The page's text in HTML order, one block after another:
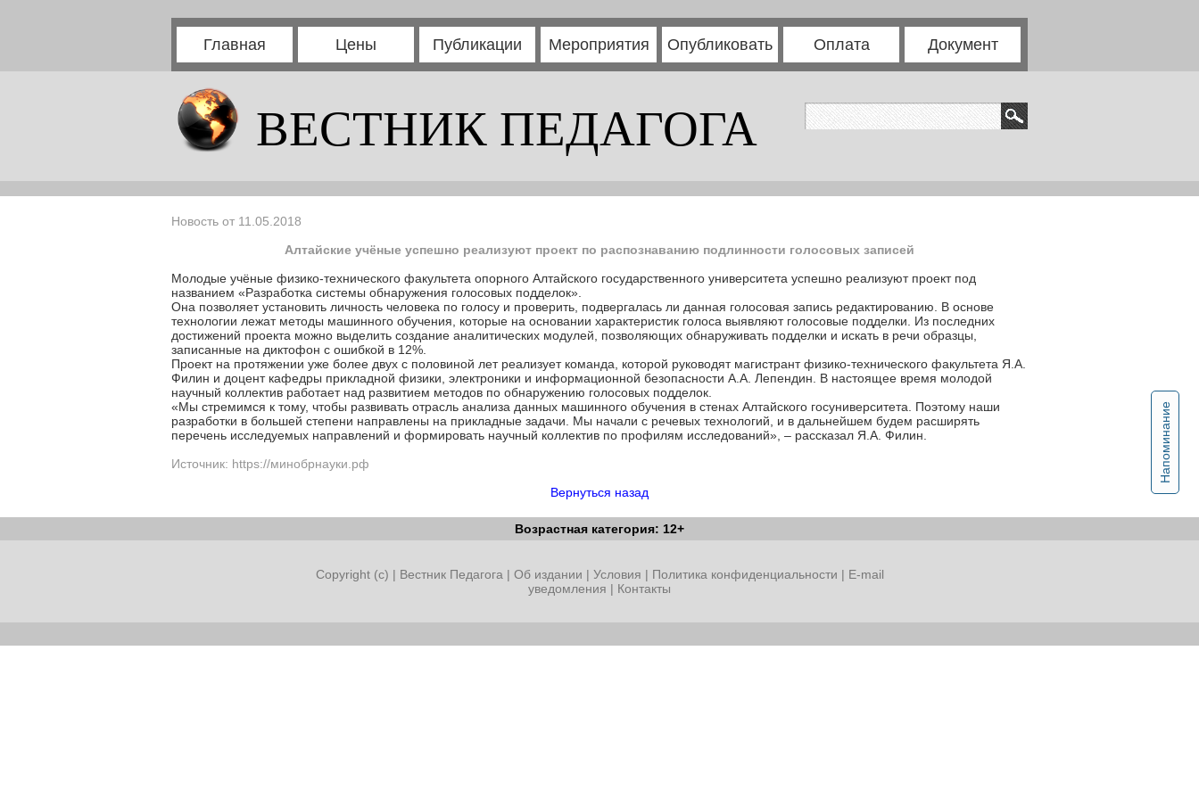
Главная Цены Публикации Мероприятия Опубликовать Оплата Документ
ВЕСТНИК ПЕДАГОГА
Напоминание
Новость от 11.05.2018
Алтайские учёные успешно реализуют проект по распознаванию подлинности голосовых записей
Молодые учёные физико-технического факультета опорного Алтайского государственного университета успешно реализуют проект под
названием «Разработка системы обнаружения голосовых подделок».
Она позволяет установить личность человека по голосу и проверить, подвергалась ли данная голосовая запись редактированию. В основе
технологии лежат методы машинного обучения, которые на основании характеристик голоса выявляют голосовые подделки. Из последних
достижений проекта можно выделить создание аналитических модулей, позволяющих обнаруживать подделки и искать в речи образцы,
записанные на диктофон с ошибкой в 12%.
Проект на протяжении уже более двух с половиной лет реализует команда, которой руководят магистрант физико-технического факультета Я.А.
Филин и доцент кафедры прикладной физики, электроники и информационной безопасности А.А. Лепендин. В настоящее время молодой
научный коллектив работает над развитием методов по обнаружению голосовых подделок.
«Мы стремимся к тому, чтобы развивать отрасль анализа данных машинного обучения в стенах Алтайского госуниверситета. Поэтому наши
разработки в большей степени направлены на прикладные задачи. Мы начали с речевых технологий, и в дальнейшем будем расширять
перечень исследуемых направлений и формировать научный коллектив по профилям исследований», – рассказал Я.А. Филин.
Источник: https://минобрнауки.рф
Вернуться назад
Возрастная категория: 12+
Copyright (c) | Вестник Педагога | Об издании | Условия | Политика конфиденциальности | E-mail
уведомления | Контакты